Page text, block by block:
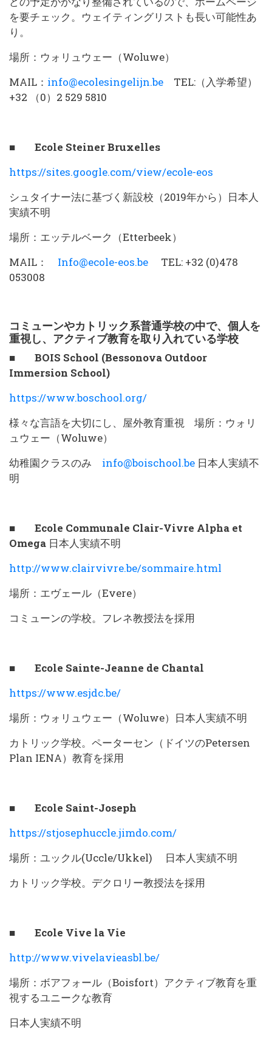
を要チェック。ウェイティングリストも長い可能性あ
り。
場所：ウォリュウェー（Woluwe）
MAIL： info@ecolesingelijn.be TEL:（入学希望）
+32 （0）2 529 5810
■ Ecole Steiner Bruxelles
https://sites.google.com/view/ecole-eos
シュタイナー法に基づく新設校（2019年から）日本人
実績不明
場所：エッテルベーク（Etterbeek）
MAIL： Info@ecole-eos.be TEL: +32 (0)478
053008
コミューンやカトリック系普通学校の中で、個人を
重視し、アクティブ教育を取り入れている学校
■ BOIS School (Bessonova Outdoor
Immersion School)
https://www.boschool.org/
様々な言語を大切にし、屋外教育重視 場所：ウォリ
ュウェー（Woluwe）
幼稚園クラスのみ info@boischool.be 日本人実績不
明
■ Ecole Communale Clair-Vivre Alpha et
Omega 日本人実績不明
http://www.clairvivre.be/sommaire.html
場所：エヴェール（Evere）
コミューンの学校。フレネ教授法を採用
■ Ecole Sainte-Jeanne de Chantal
https://www.esjdc.be/
場所：ウォリュウェー（Woluwe）日本人実績不明
カトリック学校。ペーターセン（ドイツのPetersen
Plan IENA）教育を採用
■ Ecole Saint-Joseph
https://stjosephuccle.jimdo.com/
場所：ユックル(Uccle/Ukkel) 日本人実績不明
カトリック学校。デクロリー教授法を採用
■ Ecole Vive la Vie
http://www.vivelavieasbl.be/
場所：ボアフォール（Boisfort）アクティブ教育を重
視するユニークな教育
日本人実績不明